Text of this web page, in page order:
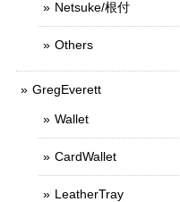
Netsuke/根付
Others
GregEverett
Wallet
CardWallet
LeatherTray